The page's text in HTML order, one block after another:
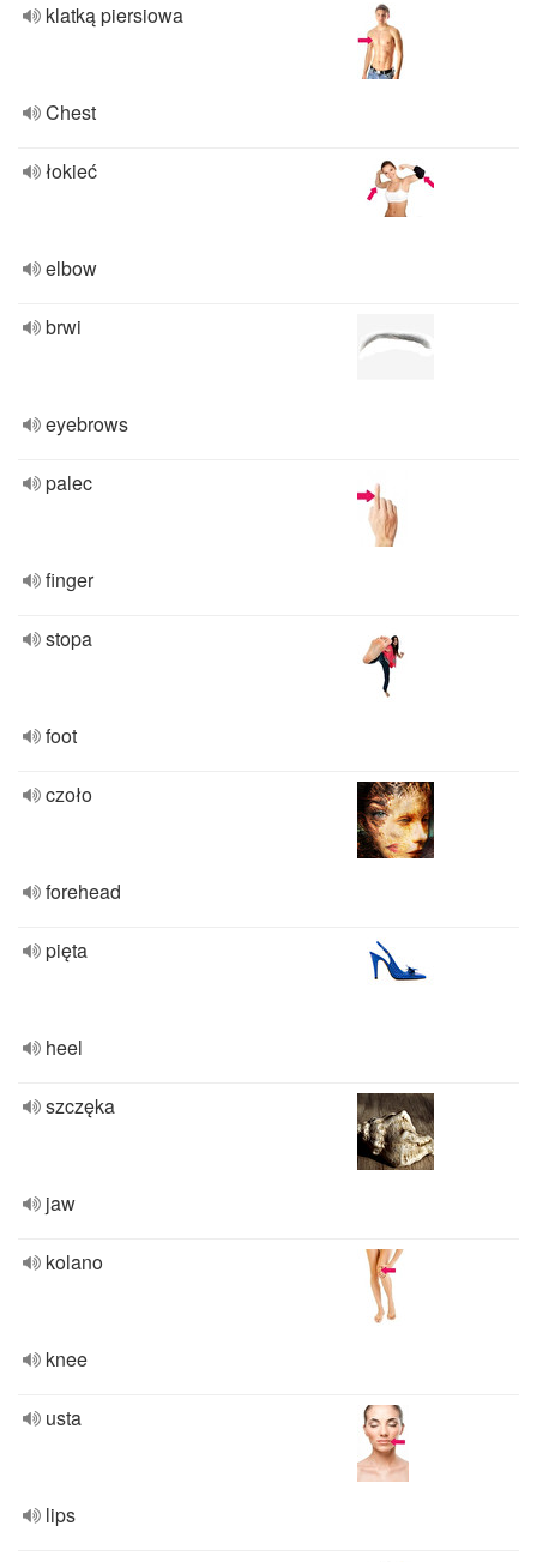
klatką piersiowa
Chest
łokieć
elbow
brwi
eyebrows
palec
finger
stopa
foot
czoło
forehead
pięta
heel
szczęka
jaw
kolano
knee
usta
lips